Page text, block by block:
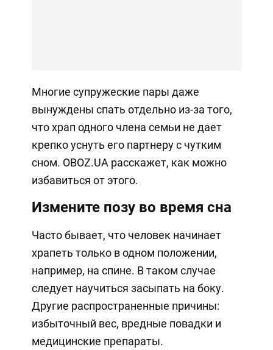
Многие супружеские пары даже
вынуждены спать отдельно из-за того,
что храп одного члена семьи не дает
крепко уснуть его партнеру с чутким
сном. OBOZ.UA расскажет, как можно
избавиться от этого.
Измените позу во время сна
Часто бывает, что человек начинает
храпеть только в одном положении,
например, на спине. В таком случае
следует научиться засыпать на боку.
Другие распространенные причины:
избыточный вес, вредные повадки и
медицинские препараты.